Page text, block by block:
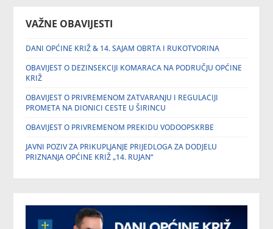
VAŽNE OBAVIJESTI
DANI OPĆINE KRIŽ & 14. SAJAM OBRTA I RUKOTVORINA
OBAVIJEST O DEZINSEKCIJI KOMARACA NA PODRUČJU OPĆINE
KRIŽ
OBAVIJEST O PRIVREMENOM ZATVARANJU I REGULACIJI
PROMETA NA DIONICI CESTE U ŠIRINCU
OBAVIJEST O PRIVREMENOM PREKIDU VODOOPSKRBE
JAVNI POZIV ZA PRIKUPLJANJE PRIJEDLOGA ZA DODJELU
PRIZNANJA OPĆINE KRIŽ „14. RUJAN“